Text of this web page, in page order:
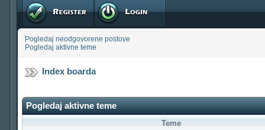
Pogledaj neodgovorene postove
Pogledaj aktivne teme
Index boarda
Pogledaj aktivne teme
Teme